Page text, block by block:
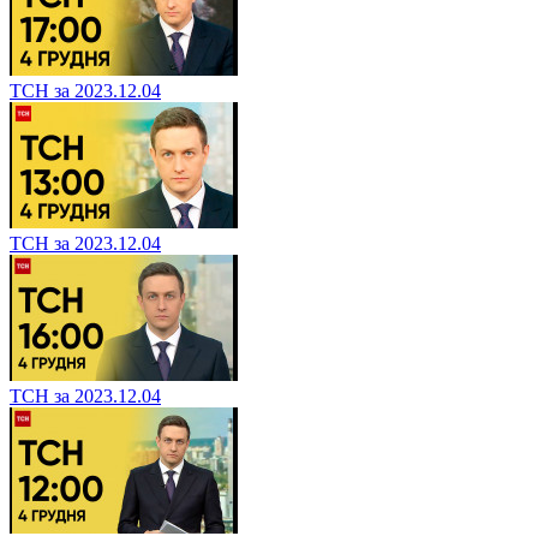
ТСН за 2023.12.04
ТСН за 2023.12.04
ТСН за 2023.12.04